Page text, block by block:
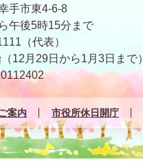
手市東4-6-8
午後5時15分まで
（代表）
（12月29日から1月3日まで）
案内 市役所休日開庁